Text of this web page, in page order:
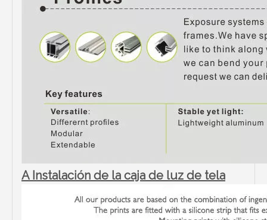
A Instalación de la caja de luz de tela